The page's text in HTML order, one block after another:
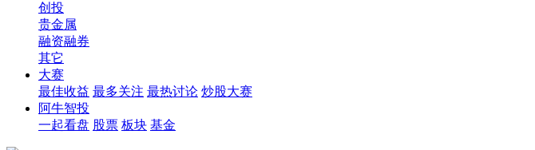
创投
贵金属
融资融券
其它
大赛
最佳收益 最多关注 最热讨论 炒股大赛
阿牛智投
一起看盘 股票 板块 基金